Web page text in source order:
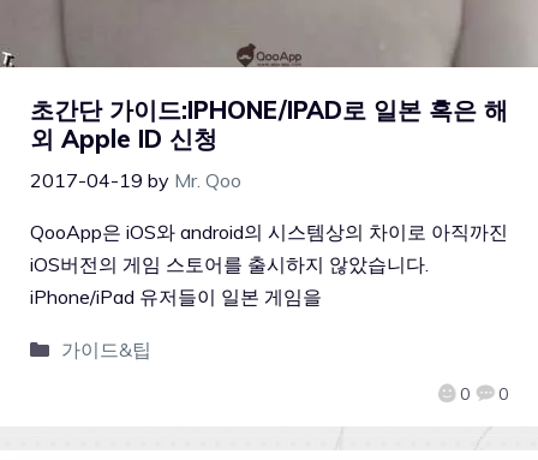
초간단 가이드:IPHONE/IPAD로 일본 혹은 해
외 Apple ID 신청
2017-04-19 by Mr. Qoo
0 0
QooApp은 iOS와 android의 시스템상의 차이로 아직까진
iOS버전의 게임 스토어를 출시하지 않았습니다.
iPhone/iPad 유저들이 일본 게임을
가이드&팁